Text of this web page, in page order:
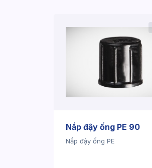
Nắp đậy ống PE 90
Nắp đậy ống PE